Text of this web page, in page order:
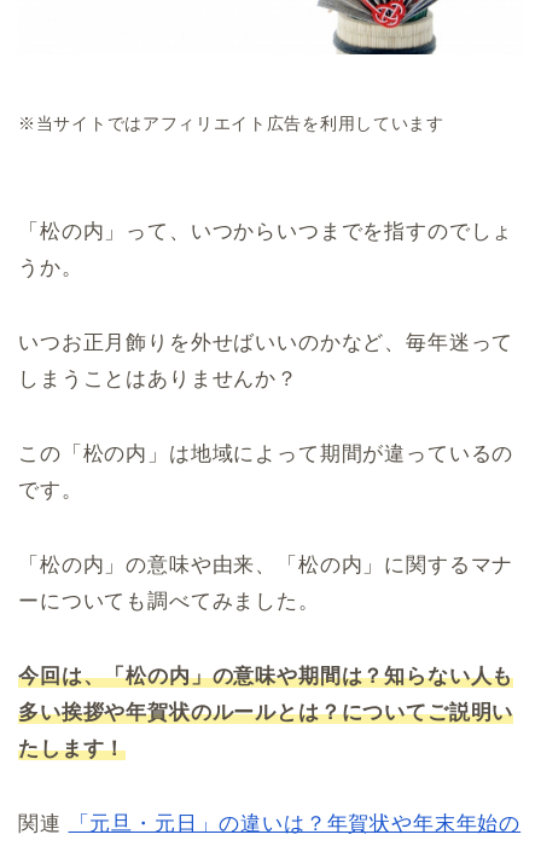
※当サイトではアフィリエイト広告を利用しています
「松の内」って、いつからいつまでを指すのでしょ
うか。
いつお正月飾りを外せばいいのかなど、毎年迷って
しまうことはありませんか？
この「松の内」は地域によって期間が違っているの
です。
「松の内」の意味や由来、「松の内」に関するマナ
ーについても調べてみました。
今回は、「松の内」の意味や期間は？知らない人も
多い挨拶や年賀状のルールとは？についてご説明い
たします！
関連
「元旦・元日」の違いは？年賀状や年末年始の